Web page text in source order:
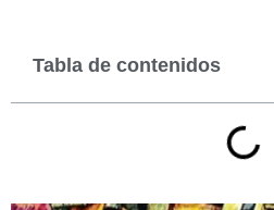
Tabla de contenidos